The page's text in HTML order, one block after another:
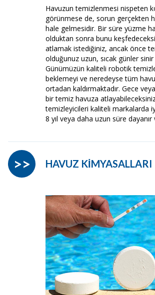
Havuzun temizlenmesi nispeten
görünmese de, sorun gerçekten
hale gelmesidir. Bir süre yüzme
olduktan sonra bunu
atlamak istediğiniz, ancak önce
olduğunuz uzun, sıcak günler
Günümüzün kaliteli robotik
beklemeyi ve neredeyse tüm
ortadan kaldırmaktadır. Gece veya
bir temiz havuza
temizleyicileri kaliteli markalarda
8 yıl veya daha uzun süre dayanır
HAVUZ KİMYASALLARI
>>